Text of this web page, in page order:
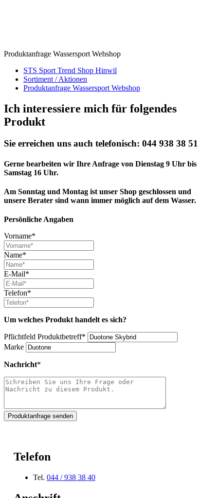
Produktanfrage Wassersport Webshop
STS Sport Trend Shop Hinwil
Sortiment / Aktionen
Produktanfrage Wassersport Webshop
Ich interessiere mich für folgendes
Produkt
Sie erreichen uns auch telefonisch: 044 938 38 51
Gerne bearbeiten wir Ihre Anfrage von Dienstag 9 Uhr bis
Samstag 16 Uhr.
Am Sonntag und Montag ist unser Shop geschlossen und
unsere Berater sind wann immer möglich auf dem Wasser.
Persönliche Angaben
Vorname*
Name*
E-Mail*
Telefon*
Um welches Produkt handelt es sich?
Pflichtfeld Produktbetreff*
Marke
Nachricht*
Produktanfrage senden
Telefon
Tel. 044 / 938 38 40